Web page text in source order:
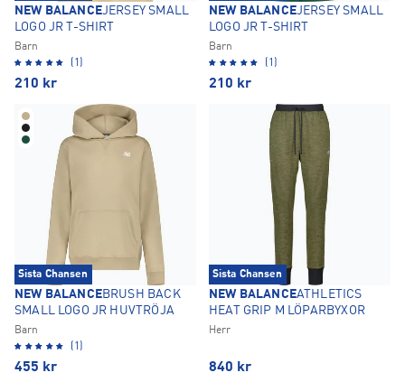
NEW BALANCEJERSEY SMALL
LOGO JR T-SHIRT
Barn
(1)
210 kr
NEW BALANCEJERSEY SMALL
LOGO JR T-SHIRT
Barn
(1)
210 kr
Sista Chansen
NEW BALANCEBRUSH BACK
SMALL LOGO JR HUVTRÖJA
Barn
(1)
455 kr
Sista Chansen
NEW BALANCEATHLETICS
HEAT GRIP M LÖPARBYXOR
Herr
840 kr